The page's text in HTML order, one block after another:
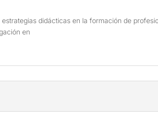
didácticas en la formación de
en